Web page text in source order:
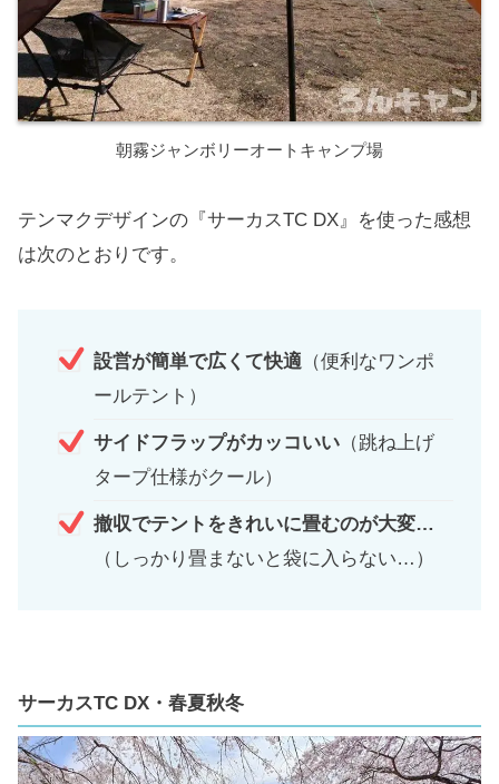
朝霧ジャンボリーオートキャンプ場
テンマクデザインの『サーカスTC DX』を使った感想
は次のとおりです。
設営が簡単で広くて快適 （便利なワンポ
ールテント）
サイドフラップがカッコいい （跳ね上げ
タープ仕様がクール）
撤収でテントをきれいに畳むのが大変…
（しっかり畳まないと袋に入らない…）
サーカスTC DX・春夏秋冬